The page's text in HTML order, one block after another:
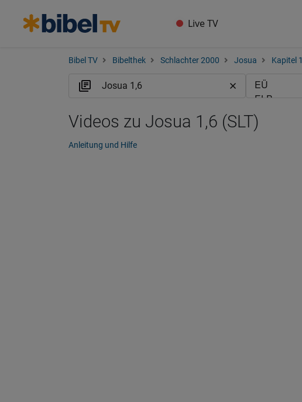
Live TV
Bibel TV Bibelthek Schlachter 2000 Josua Kapitel 1
Videos zu Josua 1,6 (SLT)
Anleitung und Hilfe